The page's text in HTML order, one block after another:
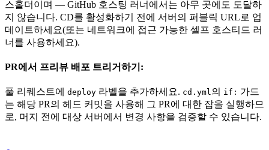
스홀더이며 — GitHub 호스팅 러너에서는 아무 곳에도 도달하
지 않습니다. CD를 활성화하기 전에 서버의 퍼블릭 URL로 업
데이트하세요(또는 네트워크에 접근 가능한 셀프 호스티드 러
너를 사용하세요).
PR에서 프리뷰 배포 트리거하기:
풀 리퀘스트에 deploy 라벨을 추가하세요. cd.yml 의 if: 가드
는 해당 PR의 헤드 커밋을 사용해 그 PR에 대한 잡을 실행하므
로, 머지 전에 대상 서버에서 변경 사항을 검증할 수 있습니다.